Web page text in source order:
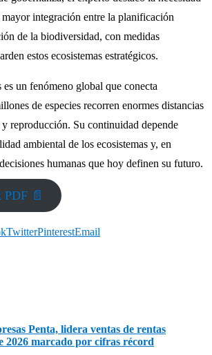
mayor integración entre la planificación
de la biodiversidad, con medidas
estos ecosistemas estratégicos.
un fenómeno global que conecta
de especies recorren enormes distancias
reproducción. Su continuidad depende
ambiental de los ecosistemas y, en
humanas que hoy definen su futuro.
📄
TwitterPinterestEmail
Penta, lidera ventas de rentas
2026 marcado por cifras récord